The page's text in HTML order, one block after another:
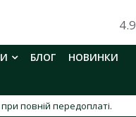
4.9
БЛОГ
НОВИНКИ
повній передоплаті.